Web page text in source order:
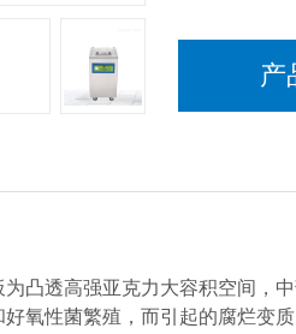
产
为凸透高强亚克力大容积空间，
氧性菌繁殖，而引起的腐烂变